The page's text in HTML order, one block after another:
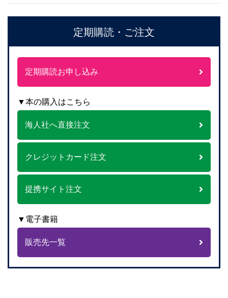
定期購読・ご注文
定期購読お申し込み
▼本の購入はこちら
海人社へ直接注文
クレジットカード注文
提携サイト注文
▼電子書籍
販売先一覧